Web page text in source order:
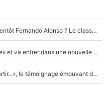
Max Verstappen, Lewis Hamilton… et bientôt Fernando Alonso ? Le classement des pilotes les mieux payés en Formule 1 risque de changer !
F1 - Alpine signe un accord «impensable» et va entrer dans une nouvelle dimension : Grande nouvelle pour Pierre Gasly !
F1 : « Je lui ai fait un câlin, puis j’ai dû partir...», le témoignage émouvant de Max Verstappen sur sa fille